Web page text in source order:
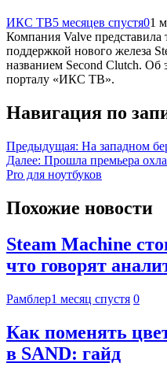
ИКС ТВ5 месяцев спустя01
Компания Valve представила
поддержкой нового железа
названием Second Clutch. Об
порталу «ИКС ТВ».
Навигация по
Предыдущая: На западном
Далее: Прошла премьера
Pro для ноутбуков
Похожие новости
Steam Machine
что говорят
Рамблер1 месяц спустя 0
Как поменять
в SAND: гайд